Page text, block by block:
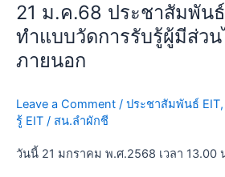
21 ม.ค.68 ประชาสัมพัน
ทำแบบวัดการรับรู้ผู้มีส่วน
ภายนอก
Leave a Comment / ประชาสัมพันธ์ EIT,
รู้ EIT / สน.ลำผักชี
วันนี้ 21 มกราคม พ.ศ.2568 เวลา 13.00
รับ
รู้
ผู้
มี
ได้
ส่วน
เสีย